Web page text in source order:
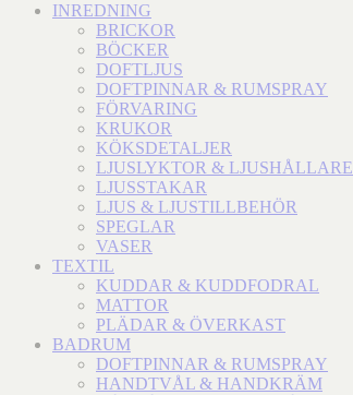
INREDNING
BRICKOR
BÖCKER
DOFTLJUS
DOFTPINNAR & RUMSPRAY
FÖRVARING
KRUKOR
KÖKSDETALJER
LJUSLYKTOR & LJUSHÅLLARE
LJUSSTAKAR
LJUS & LJUSTILLBEHÖR
SPEGLAR
VASER
TEXTIL
KUDDAR & KUDDFODRAL
MATTOR
PLÄDAR & ÖVERKAST
BADRUM
DOFTPINNAR & RUMSPRAY
HANDTVÅL & HANDKRÄM